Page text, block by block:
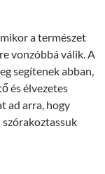
a természet
vonzóbbá válik. A
segítenek abban,
és élvezetes
ad arra, hogy